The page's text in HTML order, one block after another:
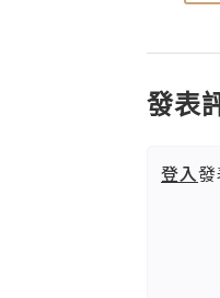
發表
登入